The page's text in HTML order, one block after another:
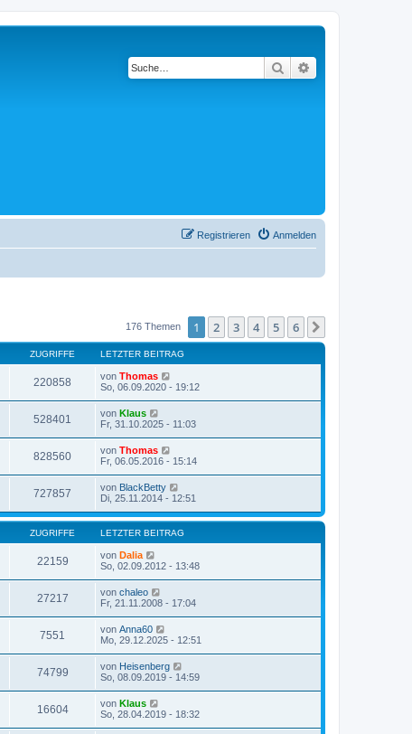
Suche
Anmelden
Registrieren
176 Themen 1 2 3 4 5 6
ZUGRIFFE LETZTER BEITRAG
220858 von Thomas
So, 06.09.2020 - 19:12
528401 von Klaus
Fr, 31.10.2025 - 11:03
828560 von Thomas
Fr, 06.05.2016 - 15:14
727857 von BlackBetty
Di, 25.11.2014 - 12:51
ZUGRIFFE LETZTER BEITRAG
22159 von Dalia
So, 02.09.2012 - 13:48
27217 von chaleo
Fr, 21.11.2008 - 17:04
7551 von Anna60
Mo, 29.12.2025 - 12:51
74799 von Heisenberg
So, 08.09.2019 - 14:59
16604 von Klaus
So, 28.04.2019 - 18:32